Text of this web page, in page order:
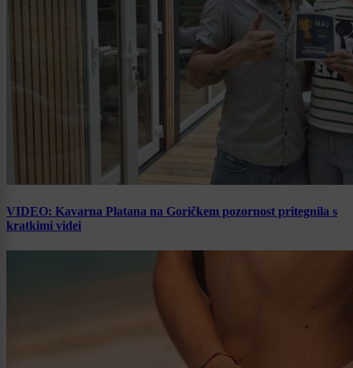
VIDEO: Kavarna Platana na Goričkem pozornost pritegnila s
kratkimi videi